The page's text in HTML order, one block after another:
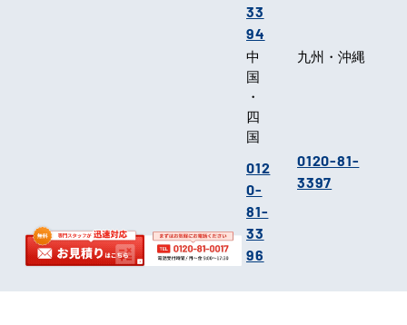
33
94
中
国
・
四
国
012
0-
81-
33
96
九州・沖縄
0120-81-
3397